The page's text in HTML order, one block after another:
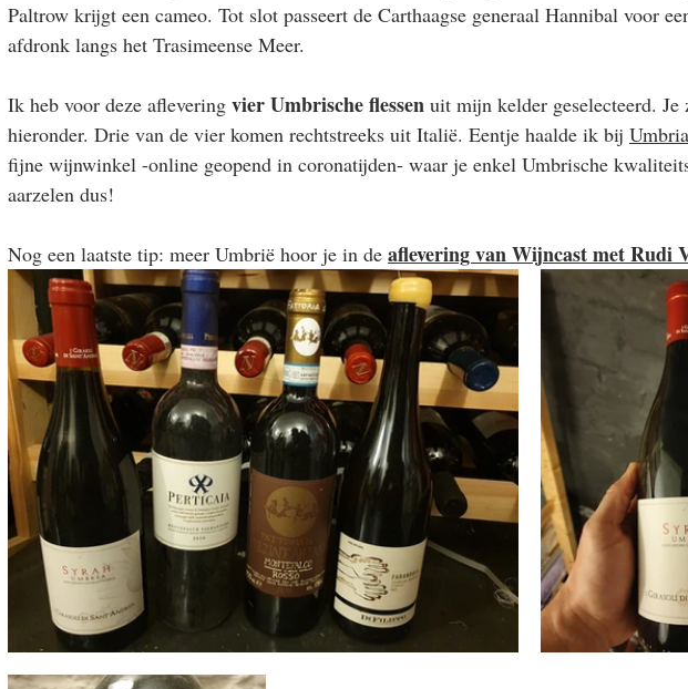
Paltrow krijgt een cameo. Tot slot passeert de Carthaagse generaal Hannibal voor
afdronk langs het Trasimeense Meer.
Ik heb voor deze aflevering vier Umbrische flessen uit mijn kelder geselecteerd. Je
hieronder. Drie van de vier komen rechtstreeks uit Italië. Eentje haalde ik bij
fijne wijnwinkel -online geopend in coronatijden- waar je enkel Umbrische
aarzelen dus!
Nog een laatste tip: meer Umbrië hoor je in de aflevering van Wijncast met Rudi